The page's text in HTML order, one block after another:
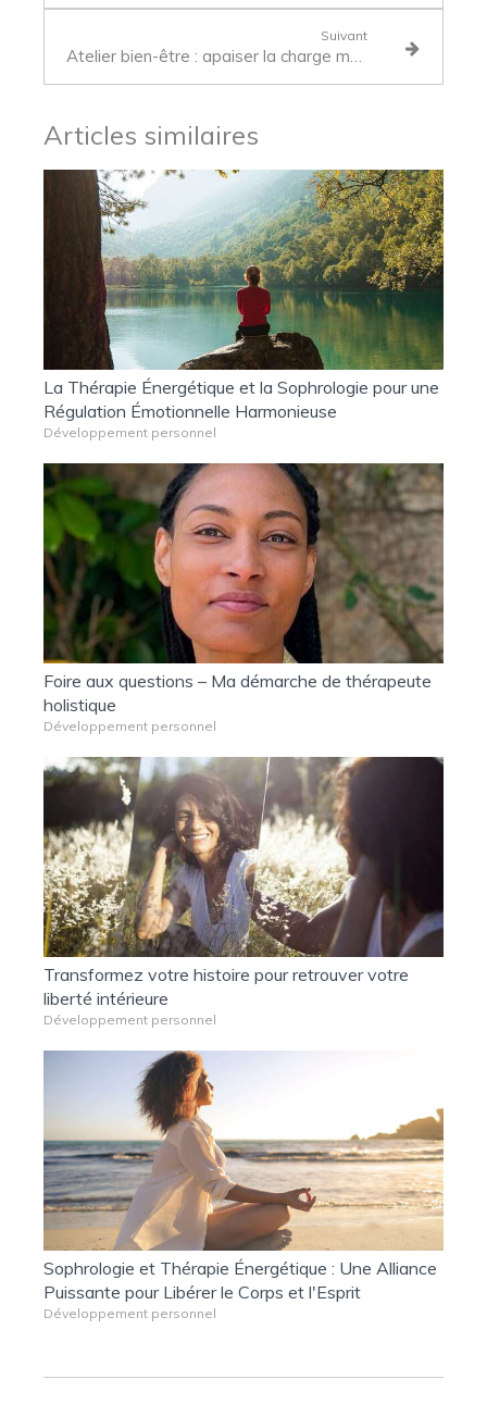
Suivant
Atelier bien-être : apaiser la charge mentale et relâcher les tensions durablement
Articles similaires
La Thérapie Énergétique et la Sophrologie pour une
Régulation Émotionnelle Harmonieuse
Développement personnel
Foire aux questions – Ma démarche de thérapeute
holistique
Développement personnel
Transformez votre histoire pour retrouver votre
liberté intérieure
Développement personnel
Sophrologie et Thérapie Énergétique : Une Alliance
Puissante pour Libérer le Corps et l'Esprit
Développement personnel